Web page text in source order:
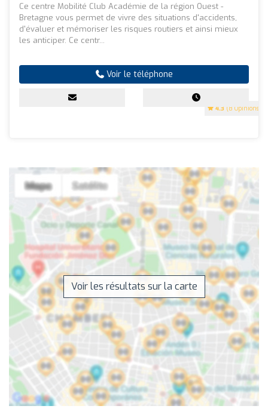
4.3 (8 Opinions)
Ce centre Mobilité Club Académie de la région Ouest -
Bretagne vous permet de vivre des situations d'accidents,
d'évaluer et mémoriser les risques routiers et ainsi mieux
les anticiper. Ce centr...
Voir le téléphone
Voir les résultats sur la carte